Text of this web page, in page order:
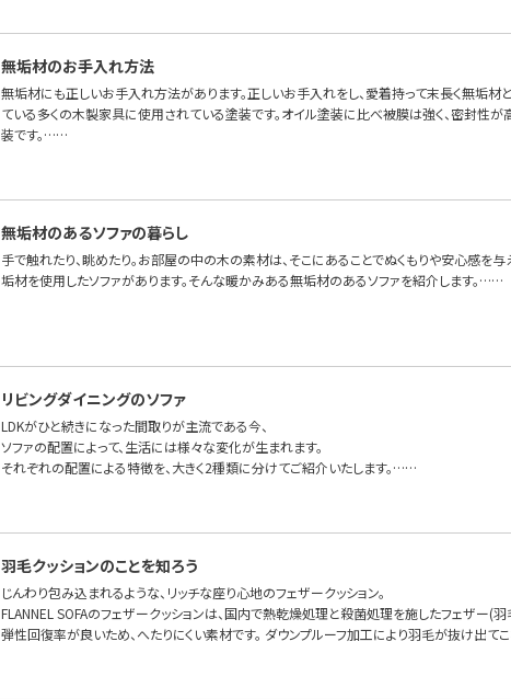
無垢材のお手入れ方法
無垢材にも正しいお手入れ方法があります。正しいお手入れをし、愛着持って末長く無垢材
ている多くの木製家具に使用されている塗装です。オイル塗装に比べ被膜は強く、密封性が
装です。……
無垢材のあるソファの暮らし
手で触れたり、眺めたり。お部屋の中の木の素材は、そこにあることでぬくもりや安心感を与
垢材を使用したソファがあります。そんな暖かみある無垢材のあるソファを紹介します。……
リビングダイニングのソファ
LDKがひと続きになった間取りが主流である今、
ソファの配置によって、生活には様々な変化が生まれます。
それぞれの配置による特徴を、大きく2種類に分けてご紹介いたします。……
羽毛クッションのことを知ろう
じんわり包み込まれるような、リッチな座り心地のフェザークッション。
FLANNEL SOFAのフェザークッションは、国内で熱乾燥処理と殺菌処理を施したフェザー(
弾性回復率が良いため、へたりにくい素材です。 ダウンプルーフ加工により羽毛が抜け出て